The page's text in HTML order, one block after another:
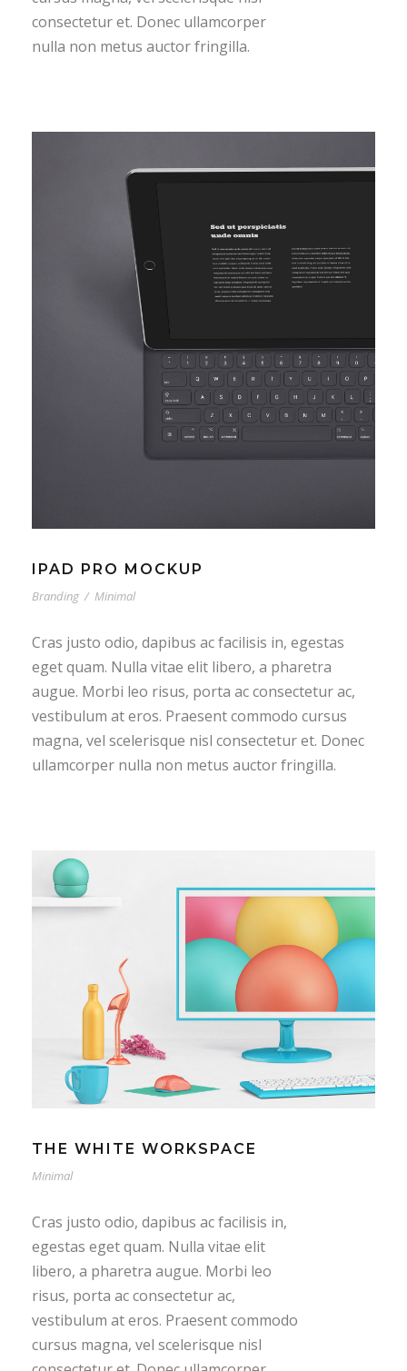
consectetur et. Donec ullamcorper
nulla non metus auctor fringilla.
IPAD PRO MOCKUP
Branding / Minimal
Cras justo odio, dapibus ac facilisis in, egestas
eget quam. Nulla vitae elit libero, a pharetra
augue. Morbi leo risus, porta ac consectetur ac,
vestibulum at eros. Praesent commodo cursus
magna, vel scelerisque nisl consectetur et. Donec
ullamcorper nulla non metus auctor fringilla.
THE WHITE WORKSPACE
Minimal
Cras justo odio, dapibus ac facilisis in,
egestas eget quam. Nulla vitae elit
libero, a pharetra augue. Morbi leo
risus, porta ac consectetur ac,
vestibulum at eros. Praesent commodo
cursus magna, vel scelerisque nisl